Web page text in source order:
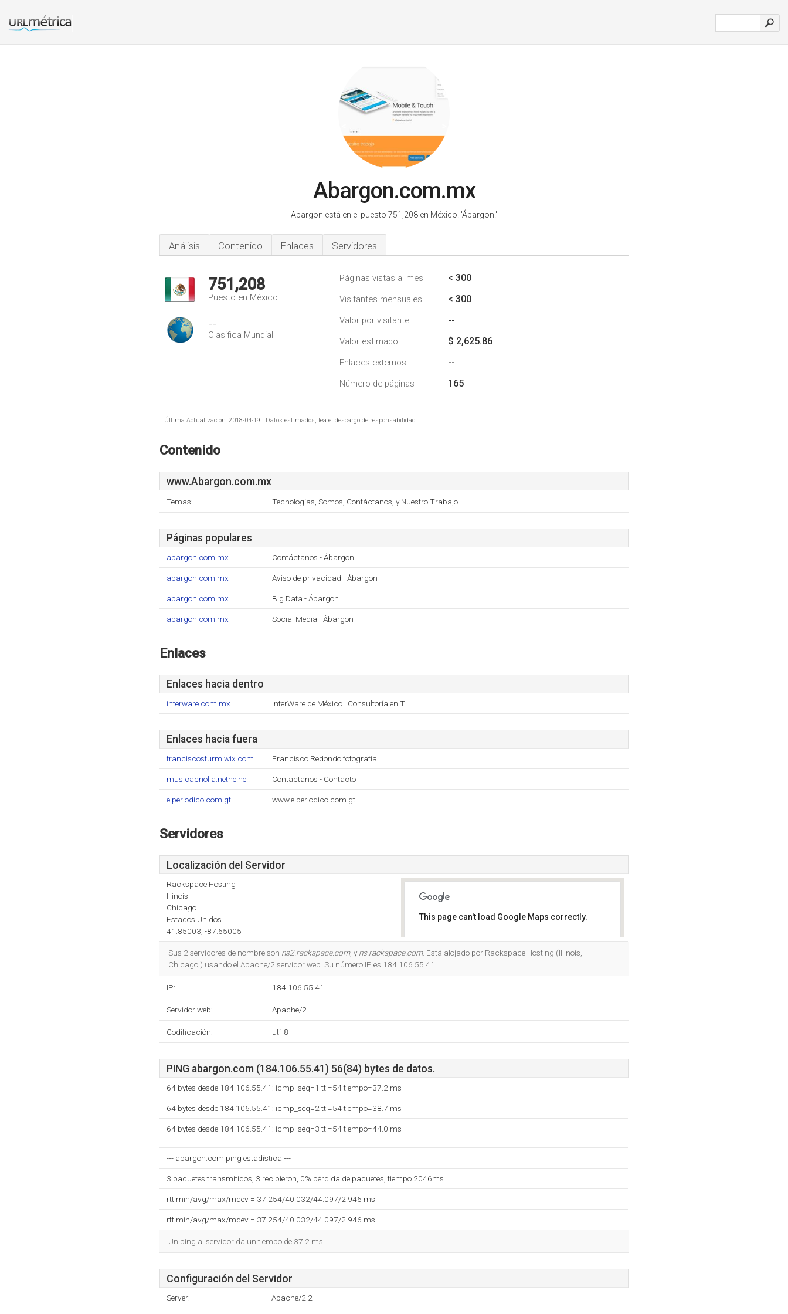
Abargon.com.mx
Abargon está en el puesto 751,208 en México. 'Ábargon.'
Análisis Contenido Enlaces Servidores
751,208
Puesto en México
--
Clasifica Mundial
Páginas vistas al mes < 300
Visitantes mensuales < 300
Valor por visitante --
Valor estimado $ 2,625.86
Enlaces externos --
Número de páginas 165
Última Actualización: 2018-04-19 . Datos estimados, lea el descargo de responsabilidad.
Contenido
www.Abargon.com.mx
Temas: Tecnologías, Somos, Contáctanos, y Nuestro Trabajo.
Páginas populares
abargon.com.mx Contáctanos - Ábargon
abargon.com.mx Aviso de privacidad - Ábargon
abargon.com.mx Big Data - Ábargon
abargon.com.mx Social Media - Ábargon
Enlaces
Enlaces hacia dentro
interware.com.mx InterWare de México | Consultoría en TI
Enlaces hacia fuera
franciscosturm.wix.com Francisco Redondo fotografía
musicacriolla.netne.ne.. Contactanos - Contacto
elperiodico.com.gt www.elperiodico.com.gt
Servidores
Localización del Servidor
Rackspace Hosting
Illinois
Chicago
Estados Unidos
41.85003, -87.65005
This page can't load Google Maps correctly.
Sus 2 servidores de nombre son ns2.rackspace.com, y ns.rackspace.com. Está alojado por Rackspace Hosting (Illinois,
Chicago,) usando el Apache/2 servidor web. Su número IP es 184.106.55.41.
IP: 184.106.55.41
Servidor web: Apache/2
Codificación: utf-8
PING abargon.com (184.106.55.41) 56(84) bytes de datos.
64 bytes desde 184.106.55.41: icmp_seq=1 ttl=54 tiempo=37.2 ms
64 bytes desde 184.106.55.41: icmp_seq=2 ttl=54 tiempo=38.7 ms
64 bytes desde 184.106.55.41: icmp_seq=3 ttl=54 tiempo=44.0 ms
--- abargon.com ping estadística ---
3 paquetes transmitidos, 3 recibieron, 0% pérdida de paquetes, tiempo 2046ms
rtt min/avg/max/mdev = 37.254/40.032/44.097/2.946 ms
rtt min/avg/max/mdev = 37.254/40.032/44.097/2.946 ms
Un ping al servidor da un tiempo de 37.2 ms.
Configuración del Servidor
Server: Apache/2.2